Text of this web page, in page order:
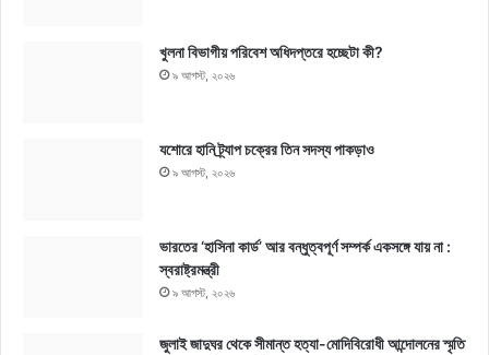
খুলনা বিভাগীয় পরিবেশ অধিদপ্তরে হচ্ছেটা কী?
৯ আগস্ট, ২০২৬
যশোরে হানি ট্র্যাপ চক্রের তিন সদস্য পাকড়াও
৯ আগস্ট, ২০২৬
ভারতের ‘হাসিনা কার্ড’ আর বন্ধুত্বপূর্ণ সম্পর্ক একসঙ্গে যায় না :
স্বরাষ্ট্রমন্ত্রী
৯ আগস্ট, ২০২৬
জুলাই জাদুঘর থেকে সীমান্ত হত্যা-মোদিবিরোধী আন্দোলনের স্মৃতি